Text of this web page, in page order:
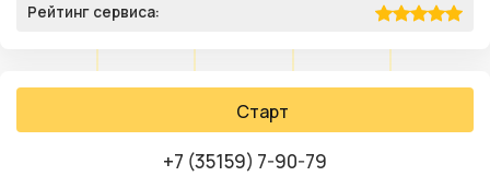
Рейтинг сервиса:
Старт
+7 (35159) 7-90-79